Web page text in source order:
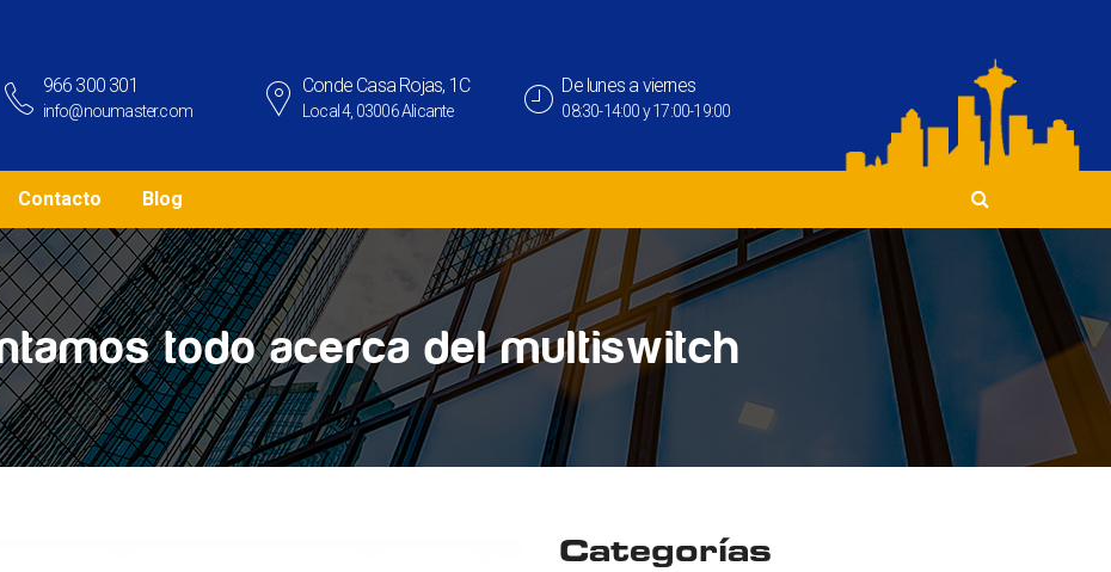
966 300 301
info@noumaster.com
Conde Casa Rojas, 1C
Local 4, 03006 Alicante
De lunes a viernes
08:30-14:00 y 17:00-19:00
Contacto Blog
todo acerca del multiswitch
Categorías